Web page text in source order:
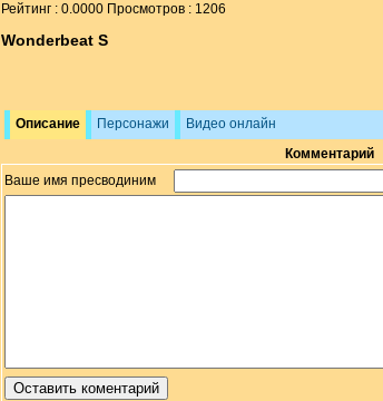
Рейтинг : 0.0000 Просмотров : 1206
Wonderbeat S
Описание Персонажи
Видео онлайн
Комментарий
Ваше имя пресводиним